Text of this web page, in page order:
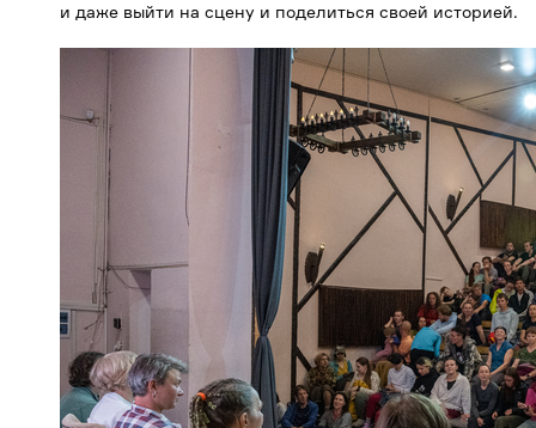
и даже выйти на сцену и поделиться своей историей.